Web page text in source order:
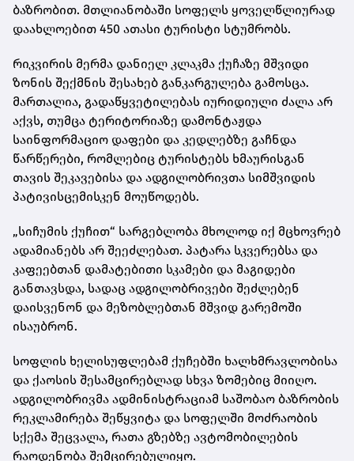
ბაზრობით. მთლიანობაში სოფელს ყოველწლიურად
დაახლოებით 450 ათასი ტურისტი სტუმრობს.
რიკვირის მერმა დანიელ კლაკმა ქუჩაზე მშვიდი
ზონის შექმნის შესახებ განკარგულება გამოსცა.
მართალია, გადაწყვეტილებას იურიდიული ძალა არ
აქვს, თუმცა ტერიტორიაზე დამონტაჟდა
საინფორმაციო დაფები და კედლებზე გაჩნდა
წარწერები, რომლებიც ტურისტებს ხმაურისგან
თავის შეკავებისა და ადგილობრივთა სიმშვიდის
პატივისცემისკენ მოუწოდებს.
„სიჩუმის ქუჩით“ სარგებლობა მხოლოდ იქ მცხოვრებ
ადამიანებს არ შეეძლებათ. პატარა სკვერებსა და
კაფეებთან დამატებითი სკამები და მაგიდები
განთავსდა, სადაც ადგილობრივები შეძლებენ
დაისვენონ და მეზობლებთან მშვიდ გარემოში
ისაუბრონ.
სოფლის ხელისუფლებამ ქუჩებში ხალხმრავლობისა
და ქაოსის შესამცირებლად სხვა ზომებიც მიიღო.
ადგილობრივმა ადმინისტრაციამ საშობაო ბაზრობის
რეკლამირება შეწყვიტა და სოფელში მოძრაობის
სქემა შეცვალა, რათა გზებზე ავტომობილების
რაოდენობა შემცირებულიყო.